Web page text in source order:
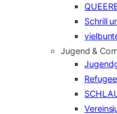
Schrill
Jugend &